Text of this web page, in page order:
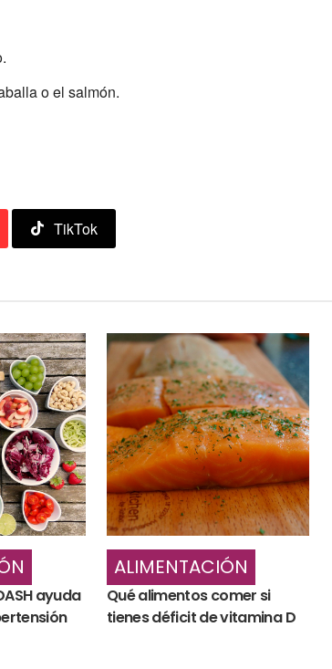
o el salmón.
TikTok
ayuda
ALIMENTACIÓN
Qué alimentos comer si
tienes déficit de vitamina D